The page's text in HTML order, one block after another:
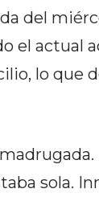
del
el actual
lo que
sola.